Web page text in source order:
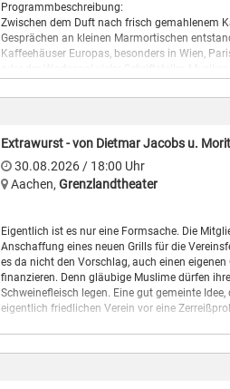
Programmbeschreibung:
Zwischen dem Duft nach frisch gemahlenem
Gesprächen an kleinen Marmortischen
Kaffeehäuser Europas, besonders in Wien,
Gedanken in Notizbücher und Komponisten
Atmosphäre der Cafés inspirieren. Zwischen
Argusaugen beobachtet, sehen und gesehen
distanzieren. Man liebt sich, man braucht sich
Schreibende wie Tucholsky, Altenberg, K.
Hollaender usw. waren leidenschaftliche
Mona Creutzer, Rezitation und Galina
Musik und Text, um diesen Kosmos der
die Kaffeehauskultur mal nachdenklich, mal
Quelle Foto: M. Leuchter, bearbeitet von C.
19:30 Uhr
Extrawurst - von Dietmar Jacobs u.
30.08.2026/ 18:00 Uhr
Aachen, Grenzlandtheater
Eigentlich ist es nur eine Formsache. Die
Anschaffung eines neuen Grills für die
es da nicht den Vorschlag, auch einen
finanzieren. Denn gläubige Muslime dürfen
Schweinefleisch legen. Eine gut gemeinte
eigentlich friedlichen Verein vor eine
die u. a. für so bekannte Fernsehformate wie
„Stromberg“ verantwortlich zeichneten.